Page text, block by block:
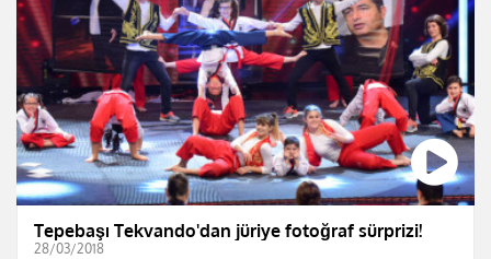
Tepebaşı Tekvando'dan jüriye fotoğraf sürprizi!
28/03/2018